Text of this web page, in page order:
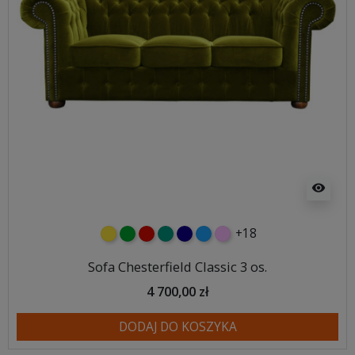
visibility
żółtyzielonyczerwony
turkusowy
granatowy
niebieski
różowy
+18
Sofa Chesterfield Classic 3 os.
4 700,00 zł
DODAJ DO KOSZYKA